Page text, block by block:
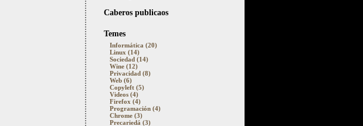
Caberos publicaos
Temes
Informática (20)
Linux (14)
Sociedad (14)
Wine (12)
Privacidad (8)
Web (6)
Copyleft (5)
Videos (4)
Firefox (4)
Programación (4)
Chrome (3)
Precariedá (3)